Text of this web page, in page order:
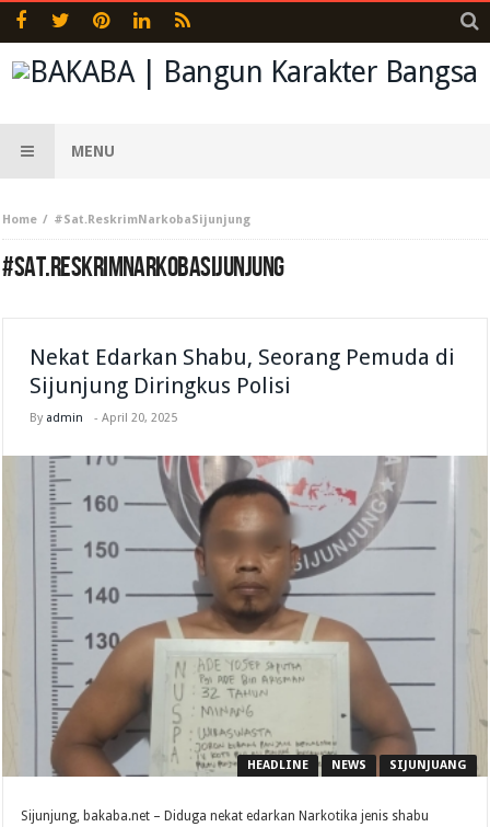
MENU
Home #Sat.ReskrimNarkobaSijunjung
#SAT.RESKRIMNARKOBASIJUNJUNG
Nekat Edarkan Shabu, Seorang Pemuda di
Sijunjung Diringkus Polisi
By admin -April 20, 2025
HEADLINE NEWS SIJUNJUANG
Sijunjung, bakaba.net – Diduga nekat edarkan Narkotika jenis shabu